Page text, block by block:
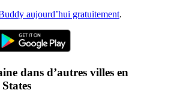
aujourd’hui gratuitement.
dans d’autres villes en